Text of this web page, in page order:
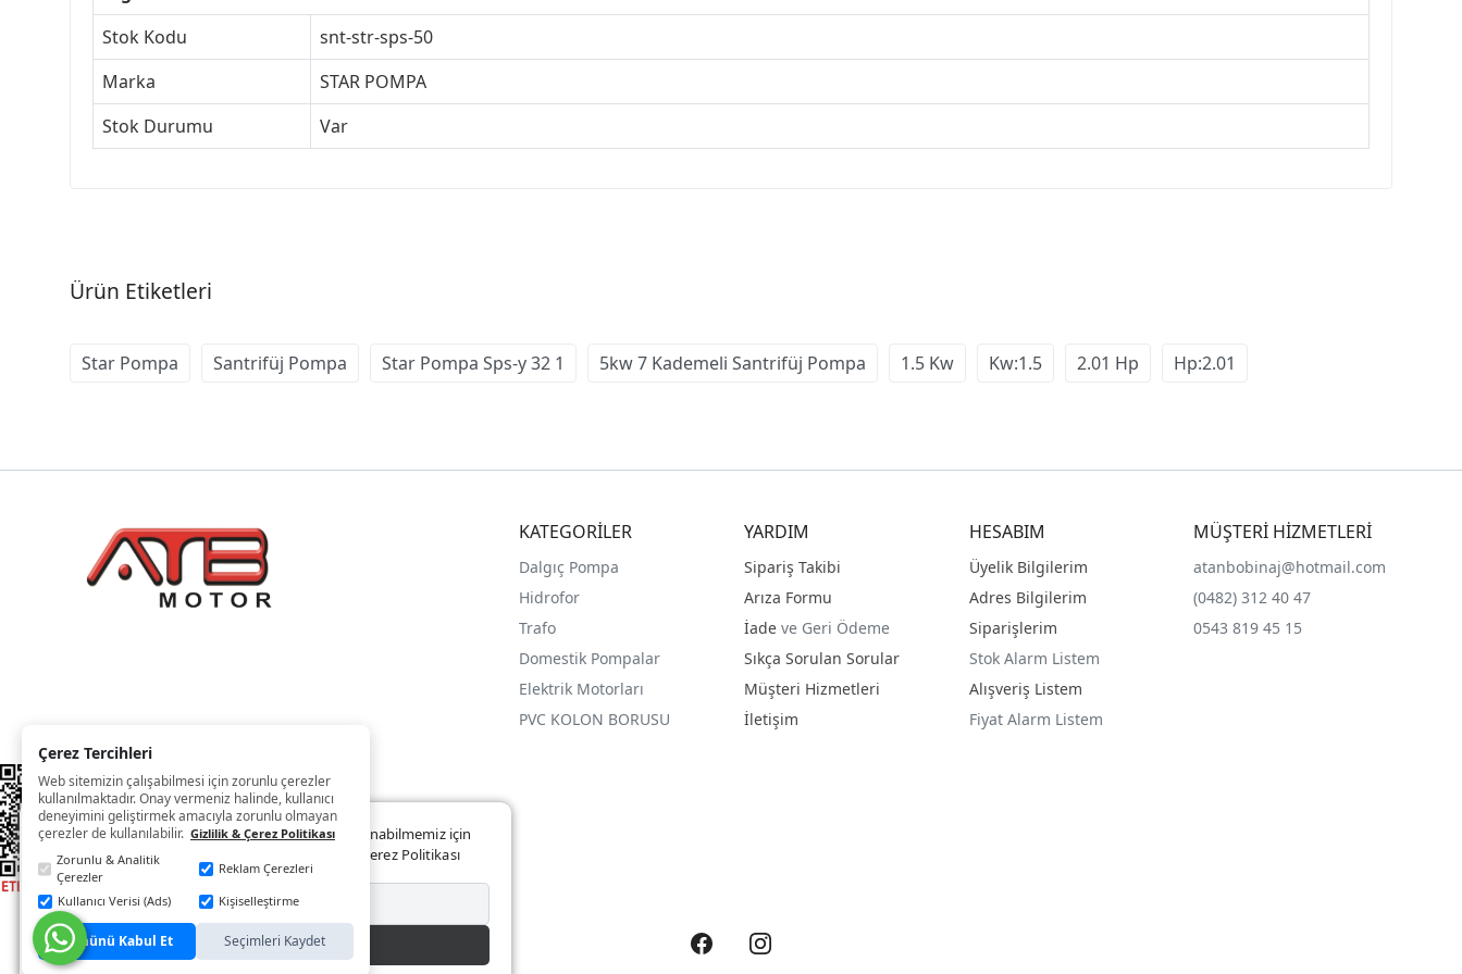
Web sitemizde size daha iyi ve kaliteli hizmet sunabilmemiz için
çerezler kullanılmaktadır. Detaylar:
Gizlilik ve Çerez Politikası
Reddet
Kabul Et
Stok Kodu
snt-str-sps-50
Marka
STAR POMPA
Stok Durumu
Var
Ürün Etiketleri
Star Pompa Santrifüj Pompa Star Pompa Sps-y 32 1 5kw 7 Kademeli Santrifüj Pompa 1.5 Kw Kw:1.5 2.01 Hp Hp:2.01
KATEGORİLER
Dalgıç Pompa
Hidrofor
Trafo
Domestik Pompalar
Elektrik Motorları
PVC KOLON BORUSU
YARDIM
Sipariş Takibi
Arıza Formu
İade ve Geri Ödeme
Sıkça Sorulan Sorular
Müşteri Hizmetleri
İletişim
HESABIM
Üyelik Bilgilerim
Adres Bilgilerim
Siparişlerim
Stok Alarm Listem
Alışveriş Listem
Fiyat Alarm Listem
MÜŞTERİ HİZMETLERİ
atanbobinaj@hotmail.com
(0482) 312 40 47
0543 819 45 15
Çerez Tercihleri
Web sitemizin çalışabilmesi için zorunlu çerezler
kullanılmaktadır. Onay vermeniz halinde, kullanıcı
deneyimini geliştirmek amacıyla zorunlu olmayan
çerezler de kullanılabilir. Gizlilik & Çerez Politikası
Zorunlu & Analitik
Çerezler
Reklam Çerezleri
Kullanıcı Verisi (Ads)
Kişiselleştirme
Tümünü Kabul Et Seçimleri Kaydet